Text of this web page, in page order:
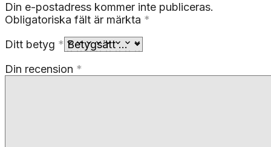
Din e-postadress kommer inte publiceras.
Obligatoriska fält är märkta *
Ditt betyg *
Din recension *